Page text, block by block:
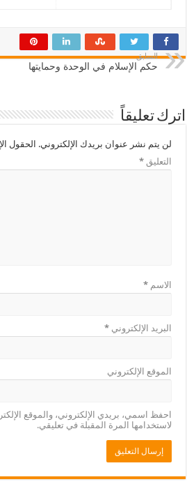
السابق
حكم الإسلام في الوحدة وحمايتها
اترك تعليقاً
لن يتم نشر عنوان بريدك الإلكتروني. الحقول
التعليق*
الاسم*
البريد الإلكتروني*
الموقع الإلكتروني
احفظ اسمي، بريدي الإلكتروني، والموقع
لاستخدامها المرة المقبلة في تعليقي.